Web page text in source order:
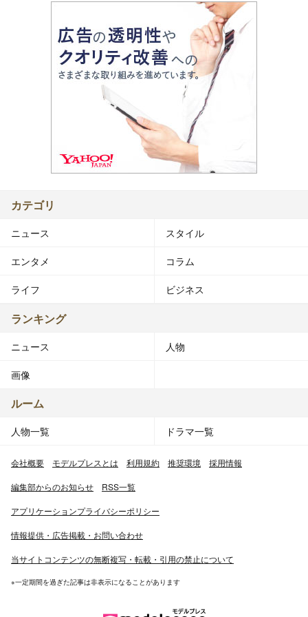
カテゴリ
ニュース スタイル
エンタメ コラム
ライフ ビジネス
ランキング
ニュース 人物
画像
ルーム
人物一覧 ドラマ一覧
会社概要 モデルプレスとは 利用規約 推奨環境 採用情報
編集部からのお知らせ RSS一覧
アプリケーションプライバシーポリシー
情報提供・広告掲載・お問い合わせ
当サイトコンテンツの無断複写・転載・引用の禁止について
※一定期間を過ぎた記事は非表示になることがあります